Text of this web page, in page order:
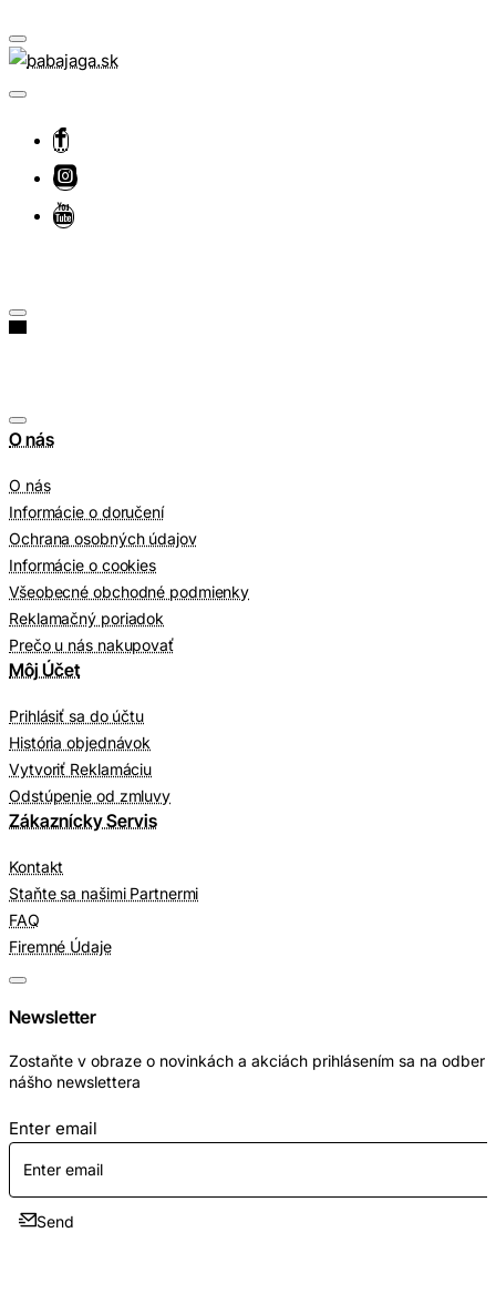
O nás
O nás
Informácie o doručení
Ochrana osobných údajov
Informácie o cookies
Všeobecné obchodné podmienky
Reklamačný poriadok
Prečo u nás nakupovať
Môj Účet
Prihlásiť sa do účtu
História objednávok
Vytvoriť Reklamáciu
Odstúpenie od zmluvy
Zákaznícky Servis
Kontakt
Staňte sa našimi Partnermi
FAQ
Firemné Údaje
Newsletter
Zostaňte v obraze o novinkách a akciách prihlásením sa na odber
nášho newslettera
Enter email
Send